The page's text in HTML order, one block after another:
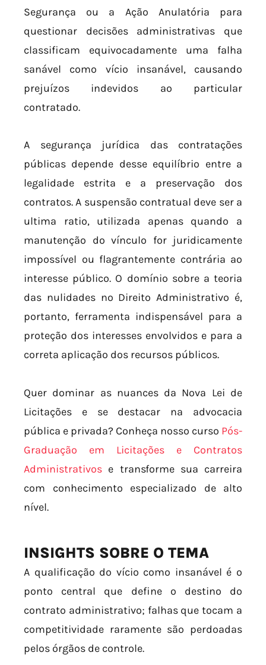
Segurança ou a Ação Anulatória para
questionar decisões administrativas que
classificam equivocadamente uma falha
sanável como vício insanável, causando
prejuízos indevidos ao particular
contratado.
A segurança jurídica das contratações
públicas depende desse equilíbrio entre a
legalidade estrita e a preservação dos
contratos. A suspensão contratual deve ser a
ultima ratio, utilizada apenas quando a
manutenção do vínculo for juridicamente
impossível ou flagrantemente contrária ao
interesse público. O domínio sobre a teoria
das nulidades no Direito Administrativo é,
portanto, ferramenta indispensável para a
proteção dos interesses envolvidos e para a
correta aplicação dos recursos públicos.
Quer dominar as nuances da Nova Lei de
Licitações e se destacar na advocacia
pública e privada? Conheça nosso curso Pós-
Graduação em Licitações e Contratos
Administrativos e transforme sua carreira
com conhecimento especializado de alto
nível.
INSIGHTS SOBRE O TEMA
A qualificação do vício como insanável é o
ponto central que define o destino do
contrato administrativo; falhas que tocam a
competitividade raramente são perdoadas
pelos órgãos de controle.